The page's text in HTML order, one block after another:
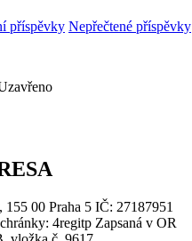
příspěvky Nepřečtené příspěvky
00 Praha 5 IČ: 27187951
4regitp Zapsaná v OR